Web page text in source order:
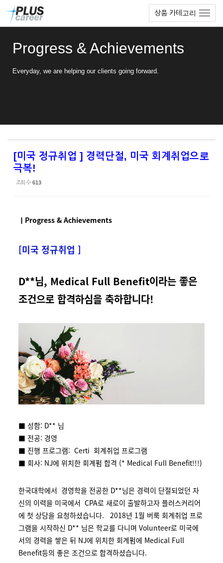
상품 카테고리
Progress & Achievements
Everyday, we are helping our clients going forward.
[미국 정규취업 ] 경력단절, 미국 회계취업으로
극복!
조회 수 613
ㅣProgress & Achievements
[미국 정규취업 ]
D**님, Medical Full Benefit이라는 좋은
조건으로 합격하심을 축하합니다!
■ 성함: D** 님
■ 전공: 경영
■ 진행 프로그램: Certi 회계취업 프로그램
■ 회사: NJ에 위치한 회계펌 합격 (* Medical Full Benefit!!!)
한국대학에서 경영학을 전공한 D**님은 경력이 단절되었던 자
신의 이력을 미국에서 CPA로 새로이 출발하고자 플러스커리어
에 첫 상담을 요청하셨습니다. 2018년 1월 버룩 회계취업 프로
그램을 시작하신 D** 님은 학교를 다니며 Volunteer로 미국에
서의 경력을 쌓은 뒤 NJ에 위치한 회계펌에 Medical Full
Benefit등의 좋은 조건으로 합격하셨습니다.